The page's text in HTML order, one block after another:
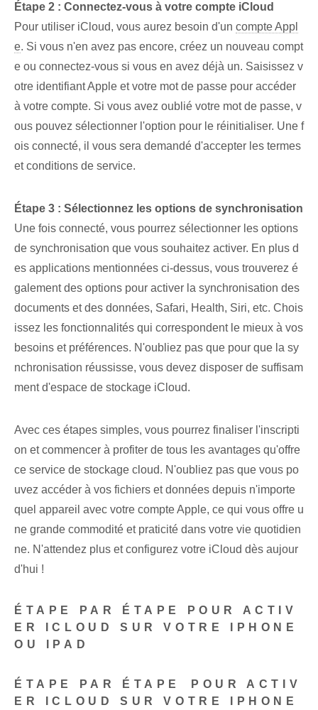
Étape 2 : Connectez-vous à votre compte iCloud
Pour utiliser iCloud, vous aurez besoin d'un compte Appl
e. Si vous n'en avez pas encore, créez un nouveau compt
e ou connectez-vous si vous en avez déjà un. Saisissez v
otre identifiant Apple⁢ et⁢ votre mot de passe pour accéder
à votre compte. Si vous avez oublié votre mot de passe, v
ous pouvez ⁤sélectionner l'option pour le réinitialiser.⁤ Une f
ois connecté, il vous sera demandé⁢ d'accepter⁢ les termes
et conditions de service.
Étape 3 : Sélectionnez les options de synchronisation
Une fois connecté, vous pourrez sélectionner les options
de synchronisation que vous souhaitez activer. En plus d
es applications mentionnées ci-dessus, vous trouverez é
galement des options pour activer la synchronisation des
documents et des données, Safari, Health, Siri, etc. Chois
issez les fonctionnalités qui correspondent le mieux à vos
besoins et préférences. N'oubliez pas que pour que la sy
nchronisation réussisse, vous devez disposer de suffisam
ment d'espace de stockage iCloud.
Avec ces étapes simples, vous pourrez finaliser l'inscripti
on et commencer à profiter de tous les avantages qu'offre
ce service de stockage cloud. N'oubliez pas que vous po
uvez accéder à vos fichiers et données depuis n'importe
quel appareil avec votre compte Apple, ce qui vous offre u
ne grande commodité et praticité dans votre vie quotidien
ne. N'attendez plus et configurez votre iCloud dès aujour
d'hui !
ÉTAPE PAR ÉTAPE POUR ACTIV
ER ICLOUD SUR VOTRE IPHONE
OU IPAD
ÉTAPE PAR ÉTAPE⁢ POUR ACTIV
ER ICLOUD SUR VOTRE IPHONE